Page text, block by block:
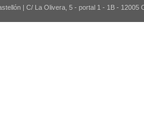
| C/ La Olivera, 5 - portal 1 - 1B - 12005